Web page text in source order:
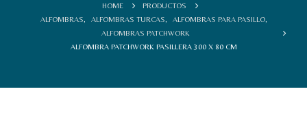
HOME
PRODUCTOS
ALFOMBRAS
ALFOMBRAS TURCAS ALFOMBRAS PARA PASILLO,
ALFOMBRAS PATCHWORK
ALFOMBRA PATCHWORK PASILLERA 300 X 80 CM